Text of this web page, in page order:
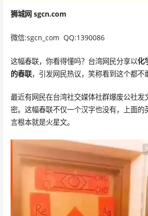
狮城网 sgcn.com
微信:sgcn_com QQ:1390086
这幅春联，你看得懂吗？台湾网民分享以化
的春联，引发网民热议，笑称看到这个都不
最近有网民在台湾社交媒体社群爆废公社发
密。这幅春联不仅一个汉字也没有，上面的
言根本就是火星文。